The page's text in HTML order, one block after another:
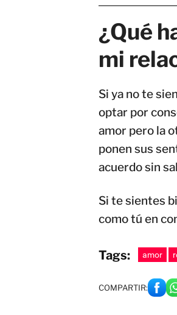
¿Qué
mi
Si ya no te
optar por
amor pero la
ponen sus
acuerdo sin
Si te sientes
como tú en
Tags: amor
COMPARTIR: